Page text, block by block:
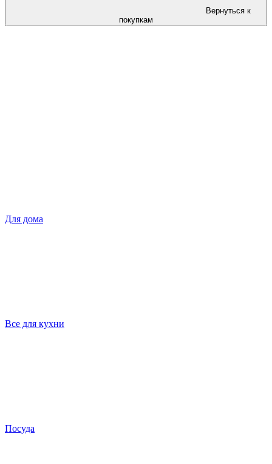
Вернуться к
покупкам
Для дома
Все для кухни
Посуда